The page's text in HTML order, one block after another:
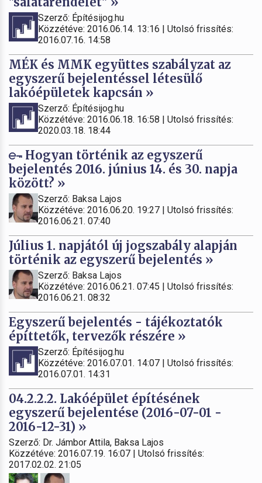
Szerző: Építésijog.hu
Közzétéve: 2016.06.14. 13:16 | Utolsó frissítés:
2016.07.16. 14:58
MÉK és MMK együttes szabályzat az
egyszerű bejelentéssel létesülő
lakóépületek kapcsán »
Szerző: Építésijog.hu
Közzétéve: 2016.06.18. 16:58 | Utolsó frissítés:
2020.03.18. 18:44
Hogyan történik az egyszerű
bejelentés 2016. június 14. és 30. napja
között? »
Szerző: Baksa Lajos
Közzétéve: 2016.06.20. 19:27 | Utolsó frissítés:
2016.06.21. 07:40
Július 1. napjától új jogszabály alapján
történik az egyszerű bejelentés »
Szerző: Baksa Lajos
Közzétéve: 2016.06.21. 07:45 | Utolsó frissítés:
2016.06.21. 08:32
Egyszerű bejelentés - tájékoztatók
építtetők, tervezők részére »
Szerző: Építésijog.hu
Közzétéve: 2016.07.01. 14:07 | Utolsó frissítés:
2016.07.01. 14:31
04.2.2.2. Lakóépület építésének
egyszerű bejelentése (2016-07-01 -
2016-12-31) »
Szerző: Dr. Jámbor Attila, Baksa Lajos
Közzétéve: 2016.07.19. 16:07 | Utolsó frissítés:
2017.02.02. 21:05